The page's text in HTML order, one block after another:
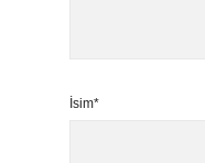
İsim*